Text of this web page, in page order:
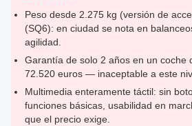
Peso desde 2.275 kg (versión de
(SQ6): en ciudad se nota en
agilidad.
Garantía de solo 2 años en un coche
72.520 euros — inaceptable a este
Multimedia enteramente táctil: sin
funciones básicas, usabilidad en
que el precio exige.